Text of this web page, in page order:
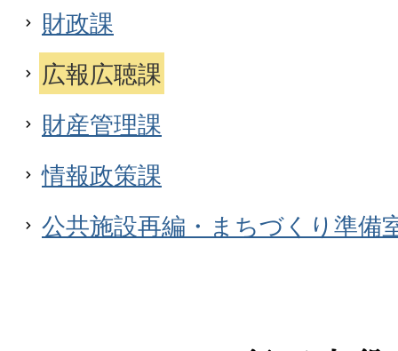
財政課
広報広聴課
財産管理課
情報政策課
公共施設再編・まちづくり準備